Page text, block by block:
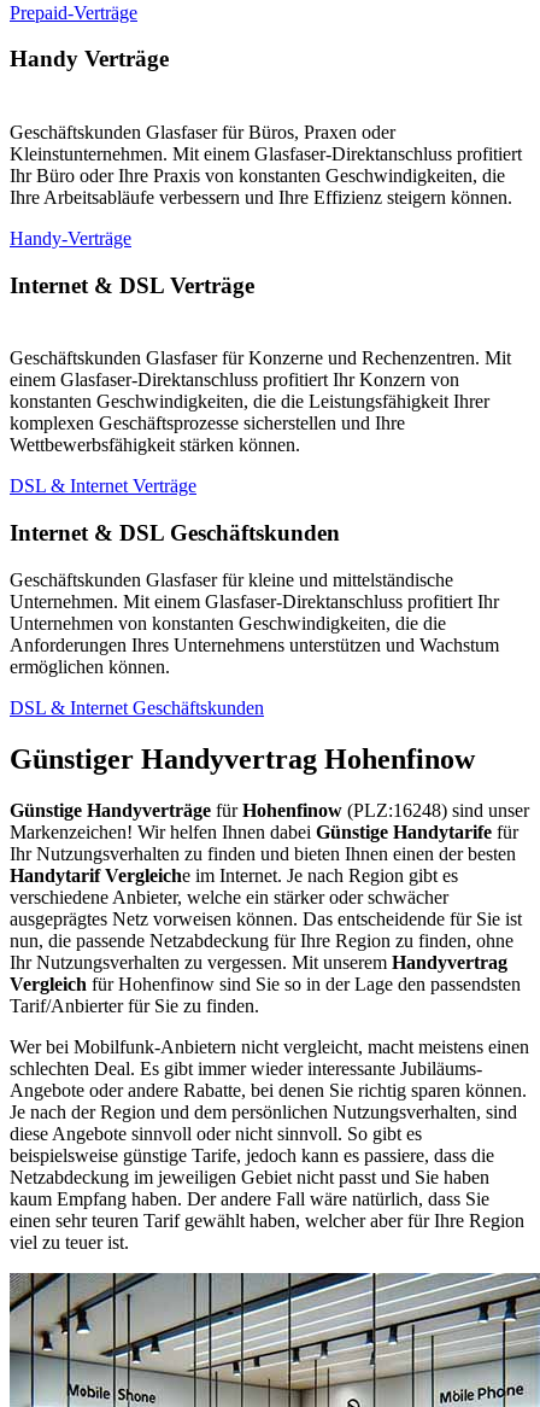
Prepaid-Verträge
Handy Verträge
Geschäftskunden Glasfaser für Büros, Praxen oder
Kleinstunternehmen. Mit einem Glasfaser-Direktanschluss profitiert
Ihr Büro oder Ihre Praxis von konstanten Geschwindigkeiten, die
Ihre Arbeitsabläufe verbessern und Ihre Effizienz steigern können.
Handy-Verträge
Internet & DSL Verträge
Geschäftskunden Glasfaser für Konzerne und Rechenzentren. Mit
einem Glasfaser-Direktanschluss profitiert Ihr Konzern von
konstanten Geschwindigkeiten, die die Leistungsfähigkeit Ihrer
komplexen Geschäftsprozesse sicherstellen und Ihre
Wettbewerbsfähigkeit stärken können.
DSL & Internet Verträge
Internet & DSL Geschäftskunden
Geschäftskunden Glasfaser für kleine und mittelständische
Unternehmen. Mit einem Glasfaser-Direktanschluss profitiert Ihr
Unternehmen von konstanten Geschwindigkeiten, die die
Anforderungen Ihres Unternehmens unterstützen und Wachstum
ermöglichen können.
DSL & Internet Geschäftskunden
Günstiger Handyvertrag Hohenfinow
Günstige Handyverträge fürHohenfinow (PLZ:16248) sind unser
Markenzeichen! Wir helfen Ihnen dabei Günstige Handytarife für
Ihr Nutzungsverhalten zu finden und bieten Ihnen einen der besten
Handytarif Vergleiche im Internet. Je nach Region gibt es
verschiedene Anbieter, welche ein stärker oder schwächer
ausgeprägtes Netz vorweisen können. Das entscheidende für Sie ist
nun, die passende Netzabdeckung für Ihre Region zu finden, ohne
Ihr Nutzungsverhalten zu vergessen. Mit unserem Handyvertrag
Vergleich für Hohenfinow sind Sie so in der Lage den passendsten
Tarif/Anbierter für Sie zu finden.
Wer bei Mobilfunk-Anbietern nicht vergleicht, macht meistens einen
schlechten Deal. Es gibt immer wieder interessante Jubiläums-
Angebote oder andere Rabatte, bei denen Sie richtig sparen können.
Je nach der Region und dem persönlichen Nutzungsverhalten, sind
diese Angebote sinnvoll oder nicht sinnvoll. So gibt es
beispielsweise günstige Tarife, jedoch kann es passiere, dass die
Netzabdeckung im jeweiligen Gebiet nicht passt und Sie haben
kaum Empfang haben. Der andere Fall wäre natürlich, dass Sie
einen sehr teuren Tarif gewählt haben, welcher aber für Ihre Region
viel zu teuer ist.